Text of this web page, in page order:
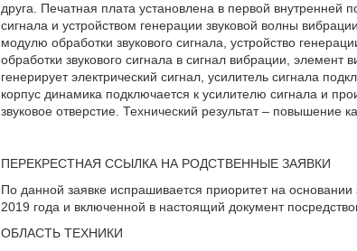
друга. Печатная плата установлена в первой внутренней
сигнала и устройством генерации звуковой волны
модулю обработки звукового сигнала, устройство
обработки звукового сигнала в сигнал вибрации,
генерирует электрический сигнал, усилитель сигнала
корпус динамика подключается к усилителю сигнала и
звуковое отверстие. Технический результат – повышение
ПЕРЕКРЕСТНАЯ ССЫЛКА НА РОДСТВЕННЫЕ ЗАЯВКИ
По данной заявке испрашивается приоритет на
2019 года и включенной в настоящий документ
ОБЛАСТЬ ТЕХНИКИ